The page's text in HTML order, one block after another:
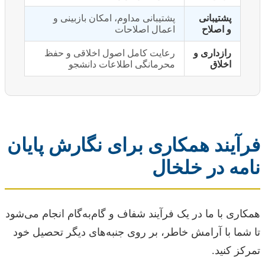
پشتیبانی
و اصلاح
پشتیبانی مداوم، امکان بازبینی و
اعمال اصلاحات
رازداری و
اخلاق
رعایت کامل اصول اخلاقی و حفظ
محرمانگی اطلاعات دانشجو
فرآیند همکاری برای نگارش پایان
نامه در خلخال
همکاری با ما در یک فرآیند شفاف و گام‌به‌گام انجام می‌شود
تا شما با آرامش خاطر، بر روی جنبه‌های دیگر تحصیل خود
تمرکز کنید.